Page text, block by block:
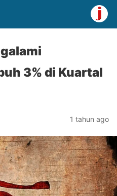
3% di Kuartal
1 tahun ago